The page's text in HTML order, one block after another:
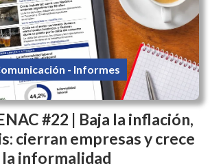
#22 | Baja la inflación,
cierran empresas y crece
la informalidad
- Informes